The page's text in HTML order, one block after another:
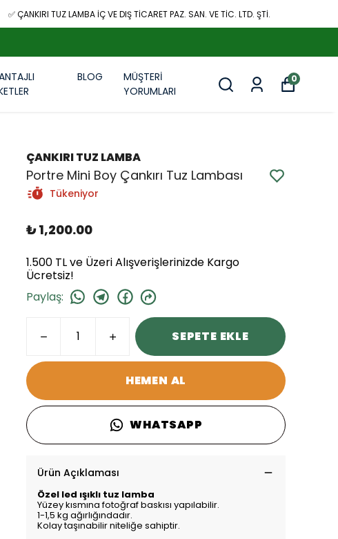
✅ ÇANKIRI TUZ LAMBA İÇ VE DIŞ TİCARET PAZ. SAN. VE TİC. LTD. ŞTİ.
BLOG
MÜŞTERİ
YORUMLARI
0
ÇANKIRI TUZ LAMBA
Portre Mini Boy Çankırı Tuz Lambası
Tükeniyor
₺ 1,200.00
1.500 TL ve Üzeri Alışverişlerinizde Kargo
Ücretsiz!
Paylaş:
SEPETE EKLE
HEMEN AL
WHATSAPP
Ürün Açıklaması
Özel led ışıklı tuz lamba
Yüzey kısmına fotoğraf baskısı yapılabilir.
1-1,5 kg ağırlığındadır.
Kolay taşınabilir niteliğe sahiptir.